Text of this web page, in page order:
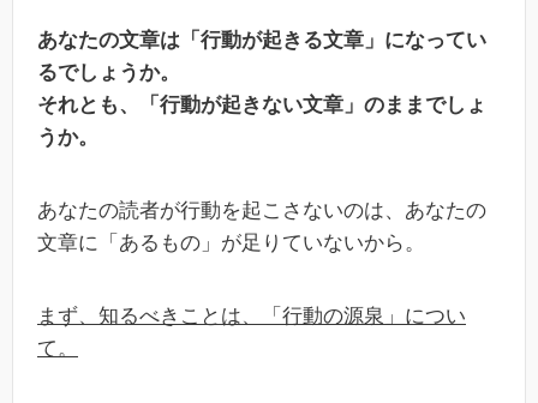
あなたの文章は「行動が起きる文章」になってい
るでしょうか。
それとも、「行動が起きない文章」のままでしょ
うか。
あなたの読者が行動を起こさないのは、あなたの
文章に「あるもの」が足りていないから。
まず、知るべきことは、「行動の源泉」につい
て。